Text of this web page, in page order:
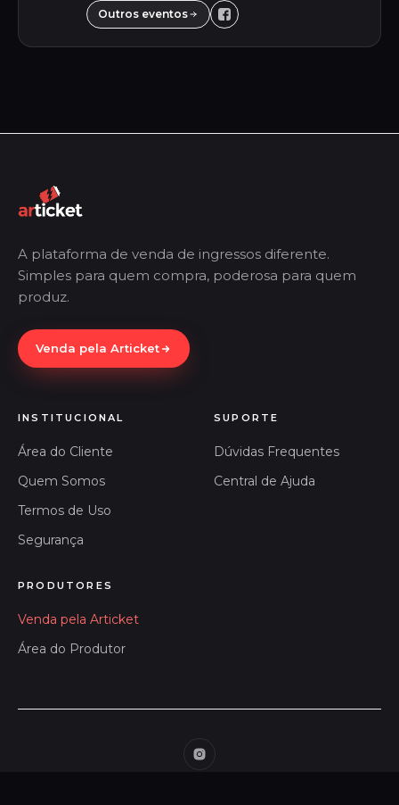
experiência única e inesquecível. Destacando-
se pela versa...
Outros eventos
A plataforma de venda de ingressos diferente.
Simples para quem compra, poderosa para quem
produz.
Venda pela Articket
INSTITUCIONAL
Área do Cliente
Quem Somos
Termos de Uso
Segurança
SUPORTE
Dúvidas Frequentes
Central de Ajuda
PRODUTORES
Venda pela Articket
Área do Produtor